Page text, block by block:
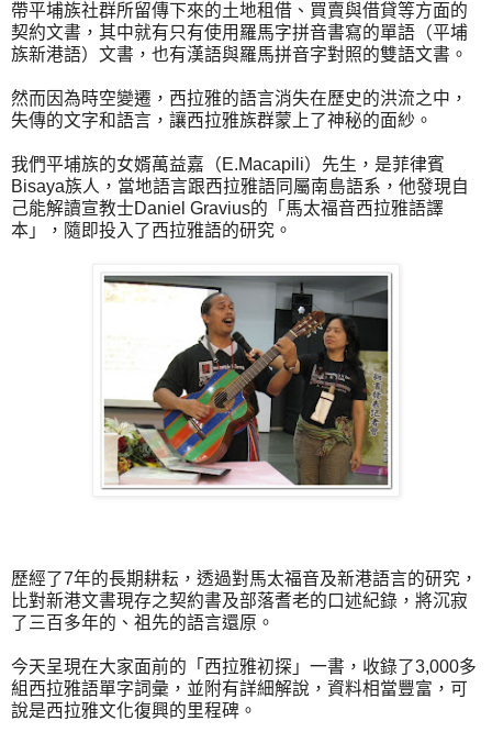
帶平埔族社群所留傳下來的土地租借、買賣與借貸等方面的
契約文書，其中就有只有使用羅馬字拼音書寫的單語（平埔
族新港語）文書，也有漢語與羅馬拼音字對照的雙語文書。
然而因為時空變遷，西拉雅的語言消失在歷史的洪流之中，
失傳的文字和語言，讓西拉雅族群蒙上了神秘的面紗。
我們平埔族的女婿萬益嘉（E.Macapili）先生，是菲律賓
Bisaya族人，當地語言跟西拉雅語同屬南島語系，他發現自
己能解讀宣教士Daniel Gravius的「馬太福音西拉雅語譯
本」，隨即投入了西拉雅語的研究。
歷經了7年的長期耕耘，透過對馬太福音及新港語言的研究，
比對新港文書現存之契約書及部落耆老的口述紀錄，將沉寂
了三百多年的、祖先的語言還原。
今天呈現在大家面前的「西拉雅初探」一書，收錄了3,000多
組西拉雅語單字詞彙，並附有詳細解說，資料相當豐富，可
說是西拉雅文化復興的里程碑。